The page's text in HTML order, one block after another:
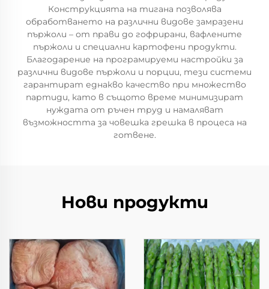
Конструкцията на тигана позволява
обработването на различни видове замразени
пържоли – от прави до гофрирани, вафлените
пържоли и специални картофени продукти.
Благодарение на програмируеми настройки за
различни видове пържоли и порции, тези системи
гарантират еднакво качество при множество
партиди, като в същото време минимизират
нуждата от ръчен труд и намаляват
възможността за човешка грешка в процеса на
готвене.
Нови продукти